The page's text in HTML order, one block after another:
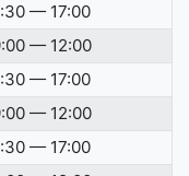
— 17:00
— 12:00
— 17:00
— 12:00
— 17:00